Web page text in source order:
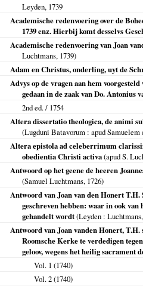
Leyden, 1739
Academische redenvoering over de
1739 enz. Hierbij komt desselvs
Academische redenvoering van Joan
Luchtmans, 1739)
Adam en Christus, onderling, uyt de
Advys op de vragen aan hem
gedaan in de zaak van Do. Antonius
2nd ed. / 1754
Altera dissertatio theologica, de animi
(Lugduni Batavorum : apud
Altera epistola ad celeberrimum
obedientia Christi activa(apud S.
Antwoord op het geene de heeren
(Samuel Luchtmans, 1726)
Antwoord van Joan van den Honert T.H.
geschreven hebben: waar in ook van
gehandelt wordt(Leyden :
Antwoord van Joan vanden Honert,
Roomsche Kerke te verdedigen
geloov, wegens het heilig sacrament
Vol. 1 (1740)
Vol. 2 (1740)